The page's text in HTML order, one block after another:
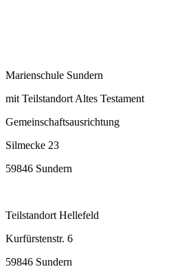
Marienschule Sundern
mit Teilstandort Altes Testament
Gemeinschaftsausrichtung
Silmecke 23
59846 Sundern
Teilstandort Hellefeld
Kurfürstenstr. 6
59846 Sundern